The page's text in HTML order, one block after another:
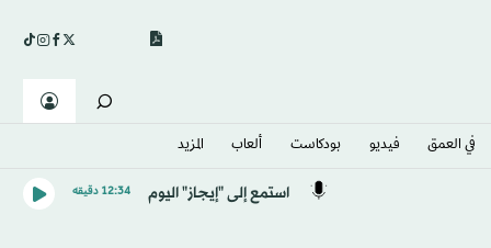
في العمق فيديو بودكاست ألعاب المزيد
استمع إلى "إيجاز" اليوم 12:34 دقيقه